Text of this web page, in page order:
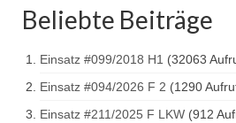
Löschgruppenfahrzeug
Tanklöschfahrzeug TLF
Beliebte Beiträge
Einsatz #099/2018 H1 (32063
Einsatz #094/2026 F 2 (1290
Einsatz #211/2025 F LKW (912